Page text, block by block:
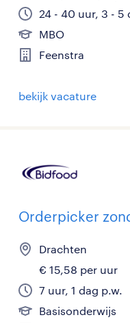
24 - 40 uur, 3 - 5
MBO
Feenstra
bekijk vacature
Orderpicker
Drachten
€ 15,58 per uur
7 uur, 1 dag p.w.
Basisonderwijs